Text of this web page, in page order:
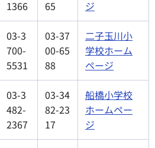
1366
65
ジ
03-3
700-
5531
03-37
00-65
88
二子玉川小
学校ホーム
ページ
03-3
482-
2367
03-34
82-23
17
船橋小学校
ホームペー
ジ